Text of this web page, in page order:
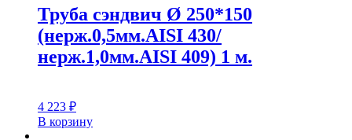
Труба сэндвич Ø 250*150
(нерж.0,5мм.AISI 430/
нерж.1,0мм.AISI 409) 1 м.
4 223 ₽
В корзину